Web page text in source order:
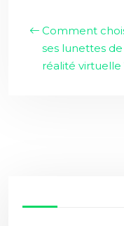
Comment
ses lunettes de
réalité virtuelle